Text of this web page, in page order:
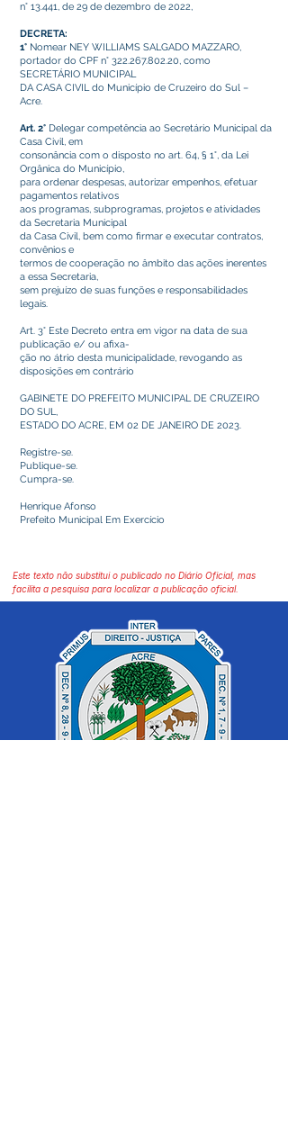
n° 13.441, de 29 de dezembro de 2022,
DECRETA:
1° Nomear NEY WILLIAMS SALGADO MAZZARO,
portador do CPF n° 322.267.802.20, como
SECRETÁRIO MUNICIPAL
DA CASA CIVIL do Município de Cruzeiro do Sul –
Acre.
Art. 2° Delegar competência ao Secretário Municipal da
Casa Civil, em
consonância com o disposto no art. 64, § 1°, da Lei
Orgânica do Município,
para ordenar despesas, autorizar empenhos, efetuar
pagamentos relativos
aos programas, subprogramas, projetos e atividades
da Secretaria Municipal
da Casa Civil, bem como firmar e executar contratos,
convênios e
termos de cooperação no âmbito das ações inerentes
a essa Secretaria,
sem prejuízo de suas funções e responsabilidades
legais.
Art. 3° Este Decreto entra em vigor na data de sua
publicação e/ ou afixa-
ção no átrio desta municipalidade, revogando as
disposições em contrário
GABINETE DO PREFEITO MUNICIPAL DE CRUZEIRO
DO SUL,
ESTADO DO ACRE, EM 02 DE JANEIRO DE 2023.
Registre-se.
Publique-se.
Cumpra-se.
Henrique Afonso
Prefeito Municipal Em Exercício
Este texto não substitui o publicado no Diário Oficial, mas
facilita a pesquisa para localizar a publicação oficial.